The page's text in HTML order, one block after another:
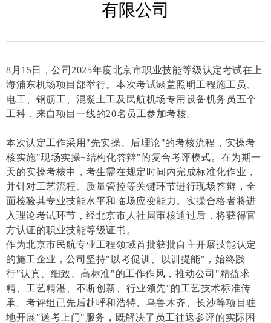
有限公司
8月15日，公司2025年度北京市职业技能等级认定考试在上
海浦东机场项目部举行。本次考试涵盖照明工程施工员、
电工、钢筋工、混凝土工及民航机场专用设备机务员五个
工种，来自项目一线的20名员工参加考核。
本次认定工作采用"先实操、后理论"的考核流程，实操考
核实施"现场实操+结构化答辩"的复合考评模式。在为期一
天的实操考核中，考生需在规定时间内完成标准化作业，
并针对工艺流程、质量管控等关键环节进行现场答辩，全
面检验其专业技能水平和临场应变能力。实操合格者将进
入理论考试环节，经北京市人社局审核通过后，将获得官
方认证的职业技能等级证书。
作为北京市民航专业工程领域首批获批自主开展技能认定
的施工企业，公司坚持"以考促训、以训提能"，始终践
行"认真、细致、高标准"的工作作风，推动公司"精益求
精、工艺精湛、不断创新、行业领先"的工艺技术标准传
承。考评组已先后赴呼和浩特、乌鲁木齐、长沙等项目驻
地开展"送考上门"服务，既解决了员工往返参评的实际困